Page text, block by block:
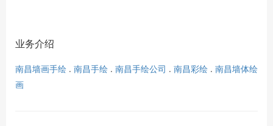
业务介绍
南昌墙画手绘 . 南昌手绘 . 南昌手绘公司 . 南昌彩绘 . 南昌墙体绘
画